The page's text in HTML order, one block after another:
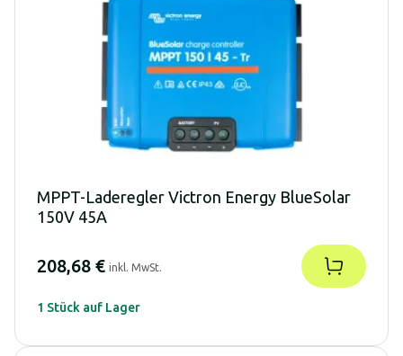
MPPT-Laderegler Victron Energy BlueSolar
150V 45A
208,68 € inkl. MwSt.
1 Stück auf Lager